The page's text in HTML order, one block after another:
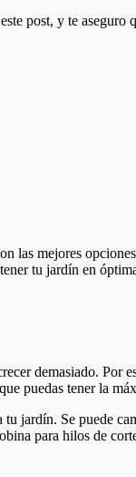
post, y te aseguro
las mejores
tu jardín en
demasiado. Por
puedas tener la
jardín. Se puede
para hilos de